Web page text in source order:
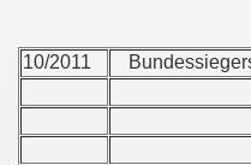
10/2011